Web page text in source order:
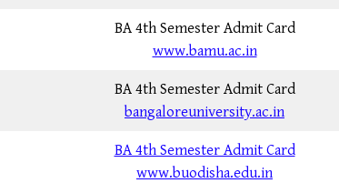
BA 4th Semester Admit Card
www.bamu.ac.in
BA 4th Semester Admit Card
bangaloreuniversity.ac.in
BA 4th Semester Admit Card
www.buodisha.edu.in